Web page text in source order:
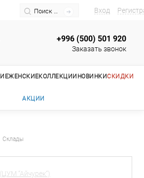
Вход
+996 (500) 501 920
Заказать звонок
ЖЕНСКИЕКОЛЛЕКЦИИ НОВИНКИСКИДКИ
АКЦИИ
Склады
“Айчурек“)